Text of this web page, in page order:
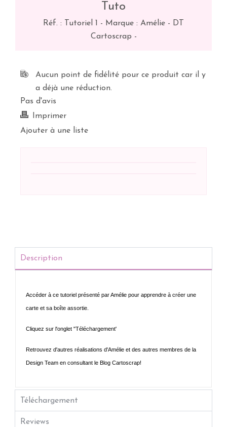
Tuto
Réf. : Tutoriel 1 - Marque : Amélie - DT
Cartoscrap -
Aucun point de fidélité pour ce produit car il y
a déjà une réduction.
Pas d'avis
Imprimer
Ajouter à une liste
Description
Accéder à ce tutoriel présenté par Amélie pour apprendre à créer une
carte et sa boîte assortie.
Cliquez sur l'onglet "Téléchargement'
Retrouvez d'autres réalisations d'Amélie et des autres membres de la
Design Team en consultant le Blog Cartoscrap!
Téléchargement
Reviews